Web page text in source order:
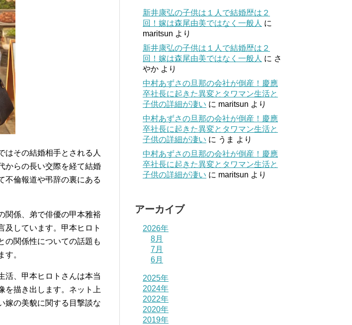
はその結婚相手とされる人
からの長い交際を経て結婚
不倫報道や弔辞の裏にある
関係、弟で俳優の甲本雅裕
及しています。甲本ヒロト
の関係性についての話題も
。
活、甲本ヒロトさんは本当
を描き出します。ネット上
嫁の美貌に関する目撃談な
新井康弘の子供は１人で結婚歴は２
回！嫁は森尾由美ではなく一般人 に
maritsun より
新井康弘の子供は１人で結婚歴は２
回！嫁は森尾由美ではなく一般人 に さ
やか より
中村あずさの旦那の会社が倒産！慶應
卒社長に起きた異変とタワマン生活と
子供の詳細が凄い に maritsun より
中村あずさの旦那の会社が倒産！慶應
卒社長に起きた異変とタワマン生活と
子供の詳細が凄い に うま より
中村あずさの旦那の会社が倒産！慶應
卒社長に起きた異変とタワマン生活と
子供の詳細が凄い に maritsun より
アーカイブ
2026年
8月
7月
6月
2025年
2024年
2022年
2020年
2019年